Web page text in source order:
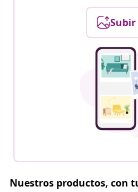
Nuestros productos, con